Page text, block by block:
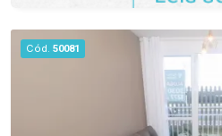
agende sua visita para
Cód. 50081